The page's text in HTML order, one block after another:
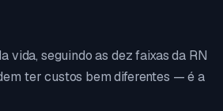
seguindo as dez faixas da RN
ter custos bem diferentes — é a